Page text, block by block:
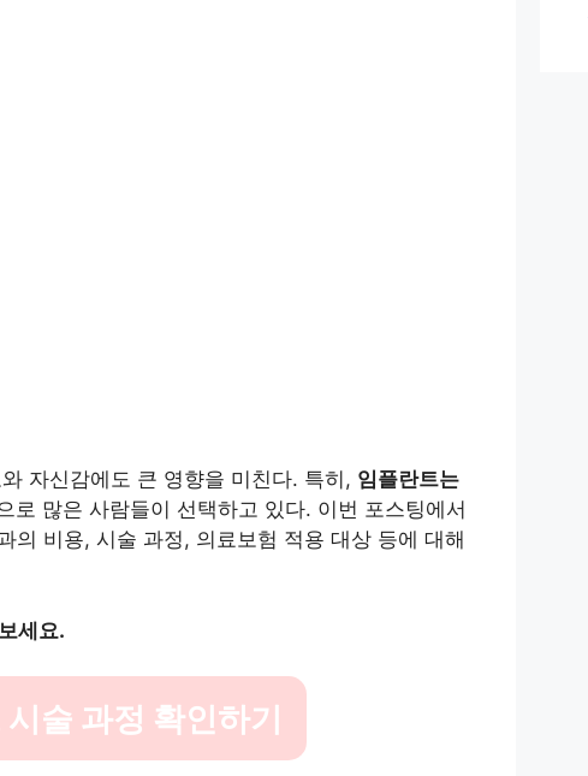
자신감에도 큰 영향을 미친다. 특히, 임플란트는
로 많은 사람들이 선택하고 있다. 이번 포스팅에서
의 비용, 시술 과정, 의료보험 적용 대상 등에 대해
세요.
술 과정 확인하기